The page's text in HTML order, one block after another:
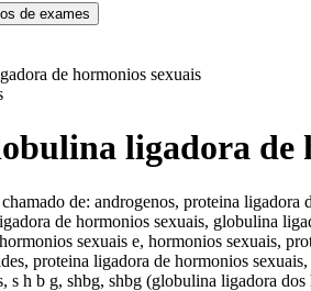
de exames
de hormonios sexuais
ligadora de
de: androgenos, proteina ligadora
de hormonios sexuais, globulina
sexuais e, hormonios sexuais,
proteina ligadora de hormonios
s h b g, shbg, shbg (globulina ligadora